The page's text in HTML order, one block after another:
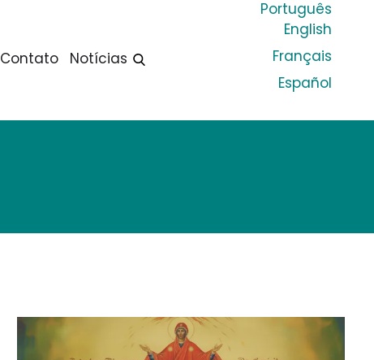
Contato Notícias
Português
English
Français
Español